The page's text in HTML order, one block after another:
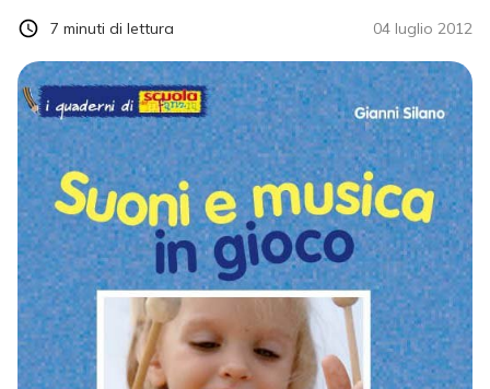
04 luglio 2012
7 minuti di lettura